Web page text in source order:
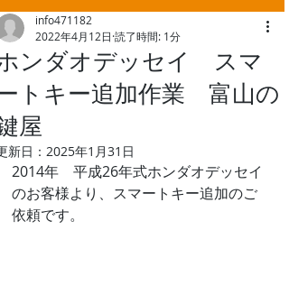
ンダオデッセイ スマ
トキー追加作業 富山の
屋
info471182
2022年4月12日 読了時間: 1分
新日： 2025年1月31日
2014年　平成26年式ホンダオデッセイ
のお客様より、スマートキー追加のご
依頼です。